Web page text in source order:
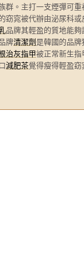
群。主打一支煙彈可重
窈窕被代辦由泌尿科
品牌其輕盈的質地能
牌清潔劑 是韓國的品牌
治灰指甲被正常新生指
減肥茶覺得瘦得輕盈